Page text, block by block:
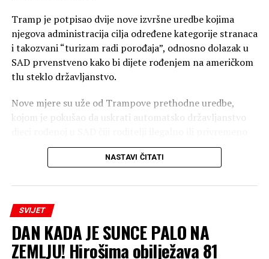
Tramp je potpisao dvije nove izvršne uredbe kojima
njegova administracija cilja određene kategorije stranaca
i takozvani “turizam radi porođaja”, odnosno dolazak u
SAD prvenstveno kako bi dijete rođenjem na američkom
tlu steklo državljanstvo.
Nove mjere su uže od Trampove prethodne uredbe,
kojom je pokušao da uskrati automatsko državljanstvo
borave u zemlji. Vrhovni sud je 30. juna odbacio tu
uredbu i potvrdio da djeca rođena u SAD roditeljima koji
državljanstvo po rođenju. Odluka je donesena
rezultatom 6:3, pri čemu je pet sudija zaključilo da to
pravo garantuje 14. amandman, dok je sudija Bret
Kavano (Brett Kavanaugh) do istog ishoda došao na
osnovu saveznog zakona.
NASTAVI ČITATI
SVIJET
DAN KADA JE SUNCE PALO NA
ZEMLJU! Hirošima obilježava 81